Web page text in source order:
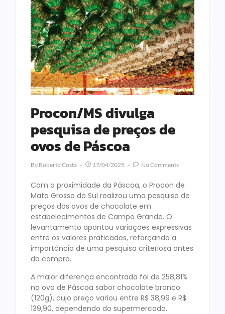
Procon/MS divulga
pesquisa de preços de
ovos de Páscoa
By Roberto Costa 17/04/2025 No Comments
Com a proximidade da Páscoa, o Procon de
Mato Grosso do Sul realizou uma pesquisa de
preços dos ovos de chocolate em
estabelecimentos de Campo Grande. O
levantamento apontou variações expressivas
entre os valores praticados, reforçando a
importância de uma pesquisa criteriosa antes
da compra.
A maior diferença encontrada foi de 258,81%
no ovo de Páscoa sabor chocolate branco
(120g), cujo preço variou entre R$ 38,99 e R$
139,90, dependendo do supermercado.